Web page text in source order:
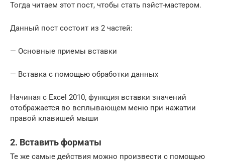
Тогда читаем этот пост, чтобы стать пэйст-мастером.
Данный пост состоит из 2 частей:
— Основные приемы вставки
— Вставка с помощью обработки данных
Начиная с Excel 2010, функция вставки значений
отображается во всплывающем меню при нажатии
правой клавишей мыши
2. Вставить форматы
Те же самые действия можно произвести с помощью